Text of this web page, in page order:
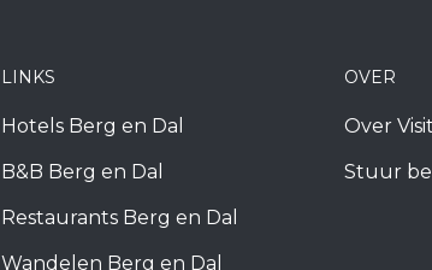
LINKS
Hotels Berg en Dal
B&B Berg en Dal
Restaurants Berg en Dal
Wandelen Berg en Dal
OVER
Over
Stuur